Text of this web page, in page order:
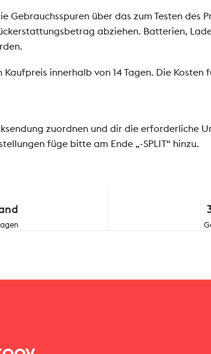
Gebrauchsspuren über das zum Testen des
abziehen. Batterien,
innerhalb von 14 Tagen. Die Kosten
zuordnen und dir die erforderliche
füge bitte am Ende „-SPLIT“ hinzu.
| Cordless Heated Cushions & Blankets